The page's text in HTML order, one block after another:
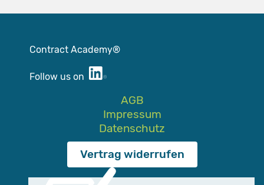
Contract Academy®
Follow us on
AGB
Impressum
Datenschutz
Vertrag widerrufen